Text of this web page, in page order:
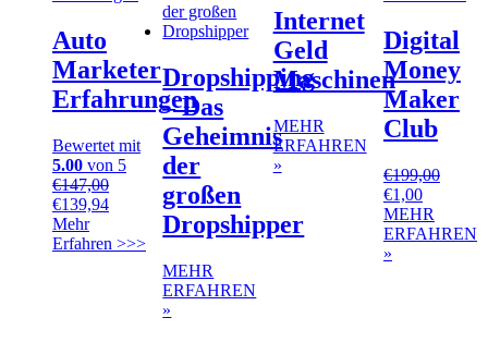
Auto
Marketer
Erfahrungen
Bewertet mit
5.00 von 5
€147,00
Ursprünglicher
Preis
war:
€139,94Aktueller
ist:
€139,94.
Mehr
Erfahren >>>
Dropshipping
– Das
Geheimnis
der
großen
Dropshipper
MEHR
ERFAHREN
»
Internet
Geld
Maschinen
MEHR
ERFAHREN
»
Digital
Money
Maker
Club
€199,00
Ursprünglicher
Preis
war:
€199,00
€1,00Aktueller
Preis
ist:
MEHR
ERFAHREN
»